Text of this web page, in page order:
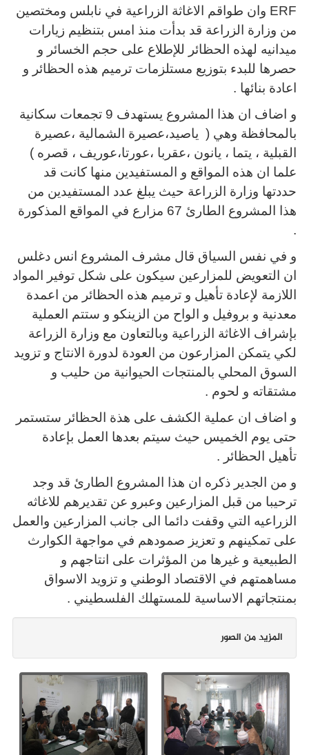
ERF وان طواقم الاغاثة الزراعية في نابلس ومختصين
من وزارة الزراعة قد بدأت منذ امس بتنظيم زيارات
ميدانيه لهذه الحظائر للإطلاع على حجم الخسائر و
حصرها للبدء بتوزيع مستلزمات ترميم هذه الحظائر و
اعادة بنائها .
و اضاف ان هذا المشروع يستهدف 9 تجمعات سكانية
بالمحافظة وهي ( ياصيد،عصيرة الشمالية ،عصيرة
القبلية ، يتما ، يانون ،عقربا ،عورتا،عوريف ، قصره )
علما ان هذه المواقع و المستفيدين منها كانت قد
حددتها وزارة الزراعة حيث يبلغ عدد المستفيدين من
هذا المشروع الطارئ 67 مزارع في المواقع المذكورة
.
و في نفس السياق قال مشرف المشروع انس دغلس
ان التعويض للمزارعين سيكون على شكل توفير المواد
اللازمة لإعادة تأهيل و ترميم هذه الحظائر من اعمدة
معدنية و بروفيل و الواح من الزينكو و ستتم العملية
بإشراف الاغاثة الزراعية وبالتعاون مع وزارة الزراعة
لكي يتمكن المزارعون من العودة لدورة الانتاج و تزويد
السوق المحلي بالمنتجات الحيوانية من حليب و
مشتقاته و لحوم .
و اضاف ان عملية الكشف على هذة الحظائر ستستمر
حتى يوم الخميس حيث سيتم بعدها العمل بإعادة
تأهيل الحظائر .
و من الجدير ذكره ان هذا المشروع الطارئ قد وجد
ترحيبا من قبل المزارعين وعبرو عن تقديرهم للاغاثه
الزراعيه التي وقفت دائما الى جانب المزارعين والعمل
على تمكينهم و تعزيز صمودهم في مواجهة الكوارث
الطبيعية و غيرها من المؤثرات على انتاجهم و
مساهمتهم في الاقتصاد الوطني و تزويد الاسواق
بمنتجاتهم الاساسية للمستهلك الفلسطيني .
المزيد من الصور